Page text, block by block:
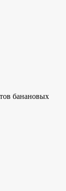
банановых